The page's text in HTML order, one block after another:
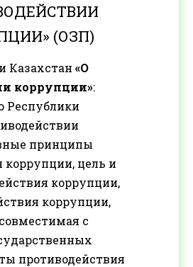
(ОЗП)
Казахстан «О
коррупции»:
Республики
принципы
коррупции, цель и
коррупции,
коррупции,
с
противодействия